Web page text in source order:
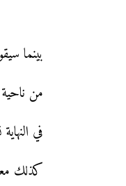
بينما
من ناحية
في
كذلك